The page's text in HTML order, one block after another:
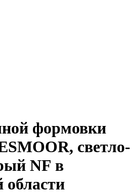
формовки
светло-
NF в
области